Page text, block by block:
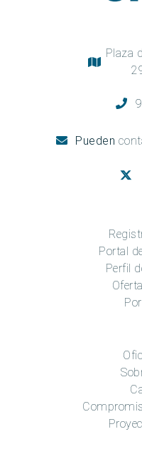
Plaza
Pueden
Portal
Perfil